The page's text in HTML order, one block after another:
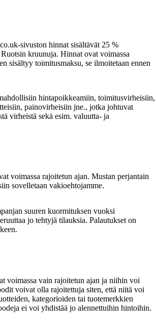
sivuston hinnat sisältävät 25 %
kruunuja. Hinnat ovat voimassa
sisältyy toimitusmaksu, se ilmoitetaan ennen
hintapoikkeamiin, toimitusvirheisiin,
painovirheisiin jne., jotka johtuvat
virheistä sekä esim. valuutta- ja
voimassa rajoitetun ajan. Mustan perjantain
sovelletaan vakioehtojamme.
suuren kuormituksen vuoksi
jo tehtyjä tilauksia. Palautukset on
voimassa vain rajoitetun ajan ja niihin voi
voivat olla rajoitettuja siten, että niitä voi
kategorioiden tai tuotemerkkien
ei voi yhdistää jo alennettuihin hintoihin.